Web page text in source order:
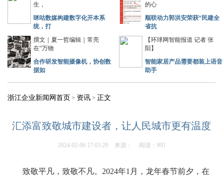
生，
咪咕数媒构建数字化开本系
统，打
的心
顺联动力郭洪安荣获“民建全
省抗
撰文｜夏一哲编辑｜常亮
在“万物
合作研发智能摄像机，协创数
据如
【环球网智能报道 记者 张
阳】
智能家居产品需要都装上语音
助手
浙江企业新闻网首页 > 资讯 > 正文
汇添富致敬城市建设者，让人民城市更有温度
2024-02-06 17:03:29 来源： 阅读：991
致敬平凡，致敬不凡。2024年1月，龙年春节前夕，在